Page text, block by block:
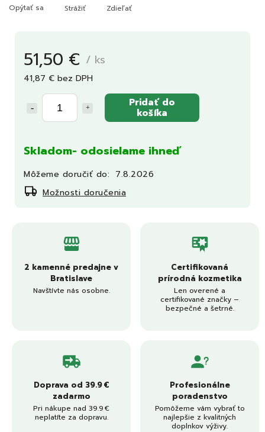
51,50 € / ks
41,87 € bez DPH
Pridať do
košíka
Skladom- odosielame ihneď
Môžeme doručiť do: 7.8.2026
Možnosti doručenia
Opýtať sa Strážiť Zdieľať
2 kamenné predajne v
Bratislave
Navštívte nás osobne.
Certifikovaná
prírodná kozmetika
Len overené a
certifikované značky –
bezpečné a šetrné.
Doprava od 39.9 €
zadarmo
Pri nákupe nad 39.9 €
neplatíte za dopravu.
Profesionálne
poradenstvo
Pomôžeme vám vybrať to
najlepšie z kvalitných
doplnkov výživy.